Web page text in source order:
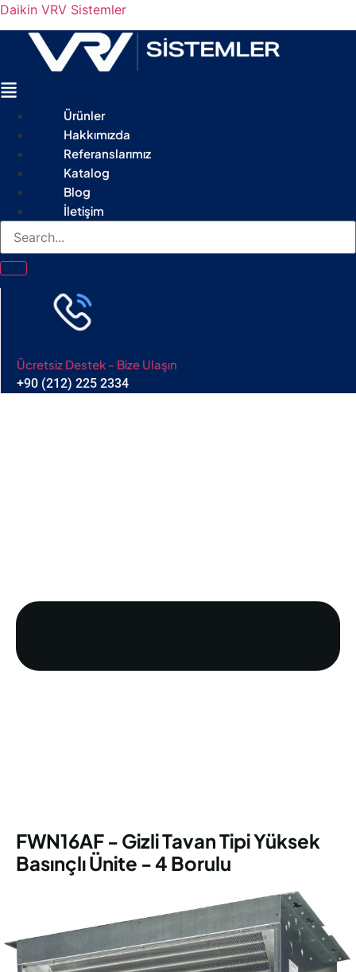
Daikin VRV Sistemler
Menu
Ürünler
Hakkımızda
Referanslarımız
Katalog
Blog
İletişim
Ücretsiz Destek - Bize Ulaşın
+90 (212) 225 2334
FWN16AF - Gizli Tavan Tipi Yüksek
Basınçlı Ünite - 4 Borulu